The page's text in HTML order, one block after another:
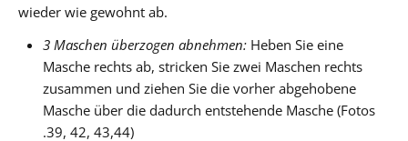
wieder wie gewohnt ab.
3 Maschen überzogen abnehmen: Heben Sie eine
Masche rechts ab, stricken Sie zwei Maschen rechts
zusammen und ziehen Sie die vorher abgehobene
Masche über die dadurch entstehende Masche (Fotos
.39, 42, 43,44)